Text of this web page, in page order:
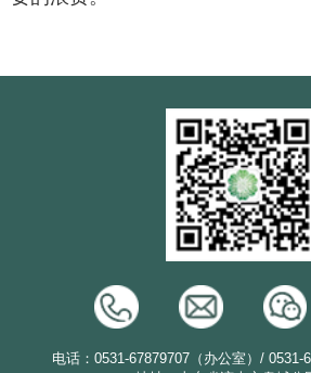
电话：0531-67879707（办公室）/ 0531-